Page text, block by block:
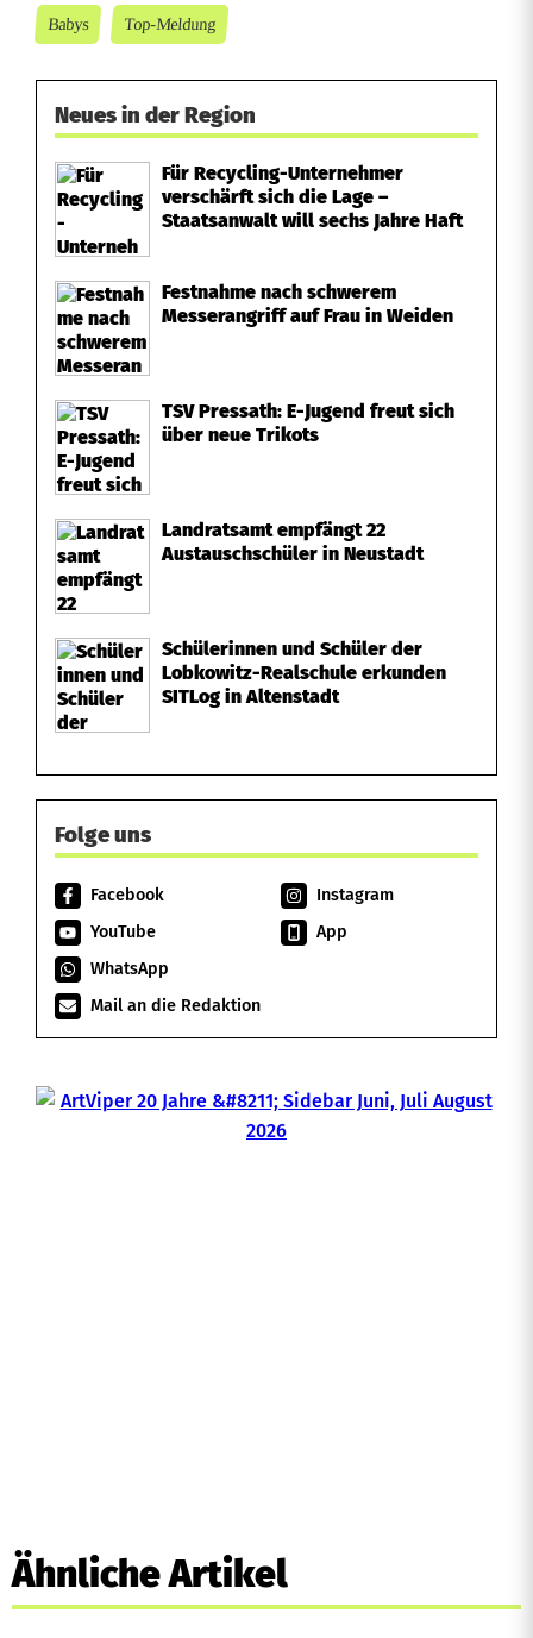
Babys Top-Meldung
Neues in der Region
Für Recycling-Unternehmer
verschärft sich die Lage –
Staatsanwalt will sechs Jahre Haft
Festnahme nach schwerem
Messerangriff auf Frau in Weiden
TSV Pressath: E-Jugend freut sich
über neue Trikots
Landratsamt empfängt 22
Austauschschüler in Neustadt
Schülerinnen und Schüler der
Lobkowitz-Realschule erkunden
SITLog in Altenstadt
Folge uns
Facebook
Instagram
YouTube
App
WhatsApp
Mail an die Redaktion
Ähnliche Artikel